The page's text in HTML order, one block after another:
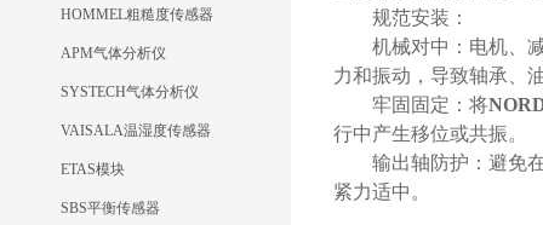
HOMMEL粗糙度传感器
APM气体分析仪
SYSTECH气体分析仪
VAISALA温湿度传感器
ETAS模块
SBS平衡传感器
规范安装：
机械对中：电机、减
力和振动，导致轴承、
牢固固定：将
行中产生移位或共振。
输出轴防护：避免在
紧力适中。